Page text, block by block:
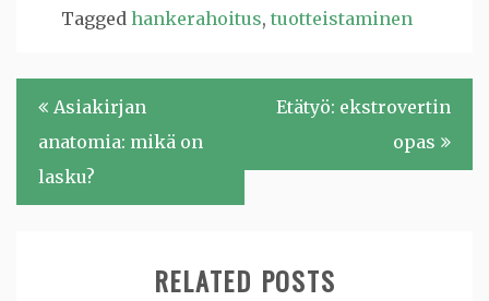
Tagged hankerahoitus, tuotteistaminen
Artikkelien
selaus
Asiakirjan
anatomia: mikä on
lasku?
Etätyö: ekstrovertin
opas
RELATED POSTS